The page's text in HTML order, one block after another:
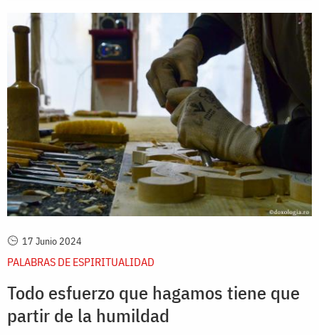
17 Junio 2024
PALABRAS DE ESPIRITUALIDAD
Todo esfuerzo que hagamos tiene que
partir de la humildad